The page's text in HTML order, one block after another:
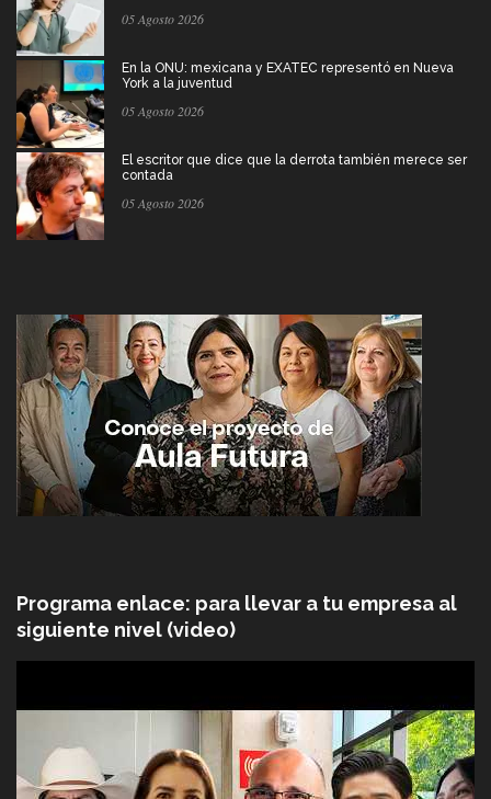
05 Agosto 2026
En la ONU: mexicana y EXATEC representó en Nueva
York a la juventud
05 Agosto 2026
El escritor que dice que la derrota también merece ser
contada
05 Agosto 2026
Programa enlace: para llevar a tu empresa al
siguiente nivel (video)